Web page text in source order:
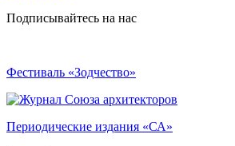
Подписывайтесь на нас
Фестиваль «Зодчество»
Периодические издания «СА»